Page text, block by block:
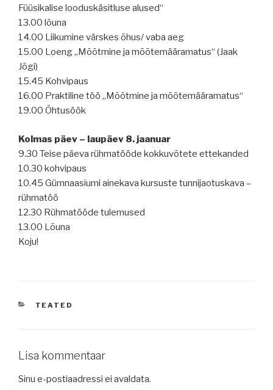
Füüsikalise looduskäsitluse alused“
13.00 lõuna
14.00 Liikumine värskes õhus/ vaba aeg
15.00 Loeng „Mõõtmine ja mõõtemääramatus“ (Jaak
Jõgi)
15.45 Kohvipaus
16.00 Praktiline töö „Mõõtmine ja mõõtemääramatus“
19.00 Õhtusöök
Kolmas päev – laupäev 8. jaanuar
9.30 Teise päeva rühmatööde kokkuvõtete ettekanded
10.30 kohvipaus
10.45 Gümnaasiumi ainekava kursuste tunnijaotuskava –
rühmatöö
12.30 Rühmatööde tulemused
13.00 Lõuna
Koju!
CATEGORIES
TEATED
Lisa kommentaar
Sinu e-postiaadressi ei avaldata.